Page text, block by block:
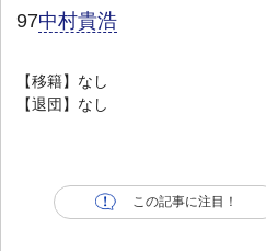
97中村貴浩
【移籍】なし
【退団】なし
この記事に注目！